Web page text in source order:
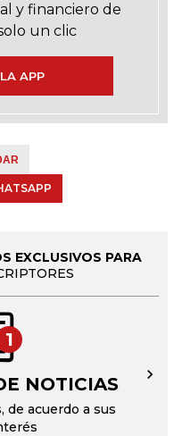
y financiero de
un clic
APP
EXCLUSIVOS PARA
1
NOTICIAS
de acuerdo a sus
→